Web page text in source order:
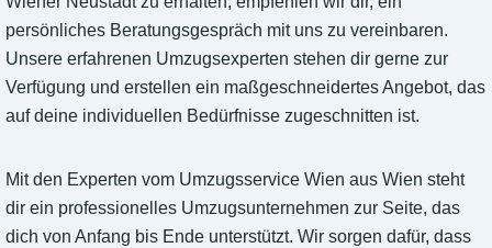
persönliches Beratungsgespräch mit uns zu vereinbaren.
Unsere erfahrenen Umzugsexperten stehen dir gerne zur
Verfügung und erstellen ein maßgeschneidertes Angebot, das
auf deine individuellen Bedürfnisse zugeschnitten ist.
Mit den Experten vom Umzugsservice Wien aus Wien steht
dir ein professionelles Umzugsunternehmen zur Seite, das
dich von Anfang bis Ende unterstützt. Wir sorgen dafür, dass